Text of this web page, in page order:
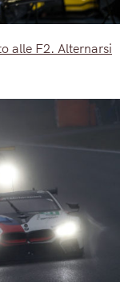
alle F2. Alternarsi